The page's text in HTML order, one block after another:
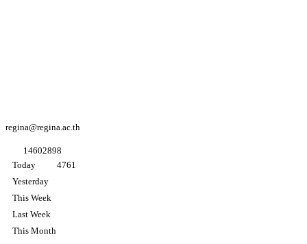
regina@regina.ac.th
14602898
Today
Yesterday
This Week
Last Week
This Month
4761